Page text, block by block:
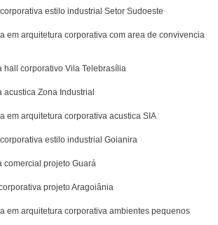
estilo industrial Setor Sudoeste
em arquitetura corporativa com area de convivencia
hall corporativo Vila Telebrasília
acustica Zona Industrial
em arquitetura corporativa acustica SIA
estilo industrial Goianira
comercial projeto Guará
projeto Aragoiânia
em arquitetura corporativa ambientes pequenos